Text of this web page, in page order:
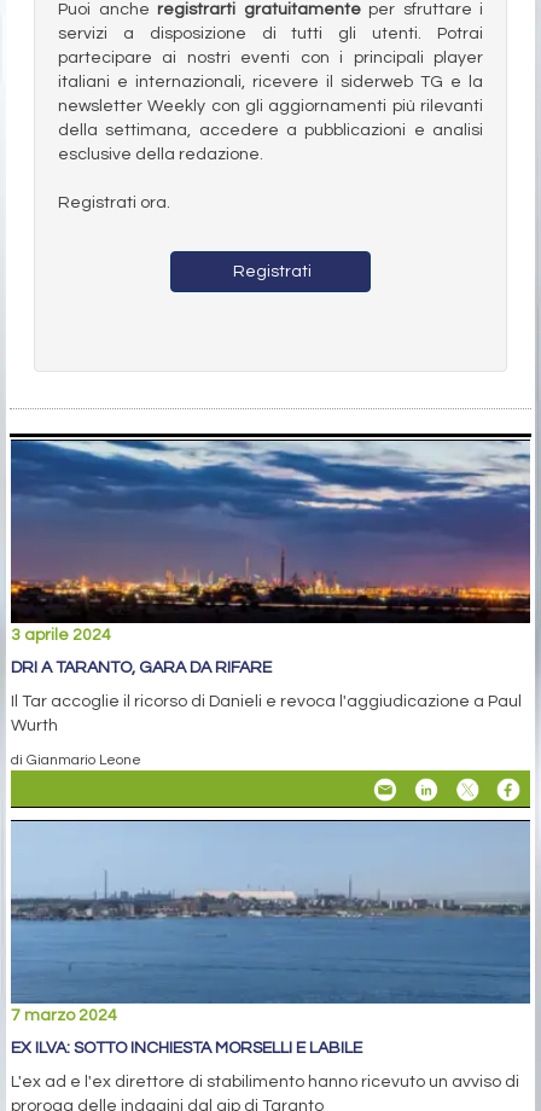
Puoi anche registrarti gratuitamenteper sfruttare i
servizi a disposizione di tutti gli utenti. Potrai
partecipare ai nostri eventi con i principali player
italiani e internazionali, ricevere il siderweb TG e la
newsletter Weekly con gli aggiornamenti più rilevanti
della settimana, accedere a pubblicazioni e analisi
esclusive della redazione.
Registrati ora.
Registrati
3 aprile 2024
DRI A TARANTO, GARA DA RIFARE
Il Tar accoglie il ricorso di Danieli e revoca l'aggiudicazione a Paul
Wurth
di Gianmario Leone
7 marzo 2024
EX ILVA: SOTTO INCHIESTA MORSELLI E LABILE
L'ex ad e l'ex direttore di stabilimento hanno ricevuto un avviso di
proroga delle indagini dal gip di Taranto